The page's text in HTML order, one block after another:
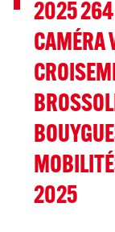
2025 264
CAMÉRA
2025